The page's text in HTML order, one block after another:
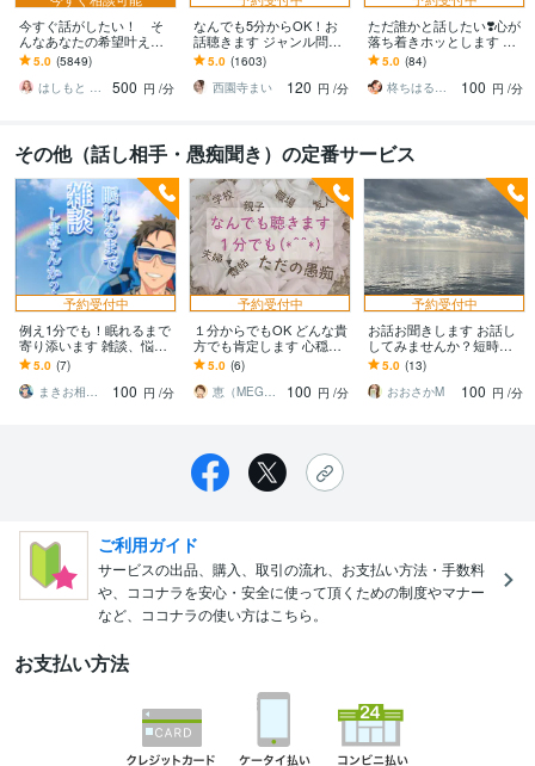
今すぐ話がしたい！ そ
んなあなたの希望叶えま
す 今日あったことから深
刻な悩みまで☆何でも打
ち明けてください。
5.0 (5849)
はしもと ゆっこ♡救急こころの相談室
500 円 /分
なんでも5分からOK！お
話聴きます ジャンル問わ
ずただちょっとだけ誰か
と話したい人待ってます♪
5.0 (1603)
西園寺まい
120 円 /分
ただ誰かと話したい❣️心が
落ち着きホッとします い
ますぐ話す/雑談/愚痴/何で
も/結婚/恋愛/悩み/繊細
5.0 (84)
柊ちはる❤️主婦のお悩み相談Room❤️
100 円 /分
その他（話し相手・愚痴聞き）の定番サービス
予約受付中
例え1分でも！眠れるまで
寄り添います 雑談、悩
み、愚痴、どんな話で
も！！
5.0 (7)
まきお相談室 愚痴、相談、話相手！
100 円 /分
予約受付中
１分からでもOK どんな貴
方でも肯定します 心穏や
かな生活を応援いたしま
す
5.0 (6)
恵（MEGUMI☆）
100 円 /分
予約受付中
お話お聞きします お話し
してみませんか？短時間O
K 5.0 (13)
おおさかM
100 円 /分
ご利用ガイド
サービスの出品、購入、取引の流れ、お支払い方法・手数料
や、ココナラを安心・安全に使って頂くための制度やマナー
など、ココナラの使い方はこちら。
お支払い方法